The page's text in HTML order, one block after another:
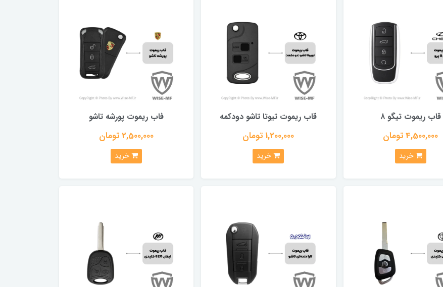
قاب ریموت تیگو ۸
4,500,000 تومان
خرید
قاب ریموت تیوتا تاشو دودکمه
1,200,000 تومان
خرید
فاب ریموت پورشه تاشو
2,500,000 تومان
خرید